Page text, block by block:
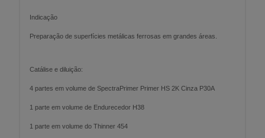
Indicação
Preparação de superfícies metálicas ferrosas em grandes áreas.
Catálise e diluição:
4 partes em volume de SpectraPrimer Primer HS 2K Cinza P30A
1 parte em volume de Endurecedor H38
1 parte em volume do Thinner 454